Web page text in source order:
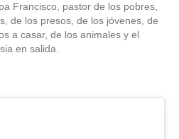
Francisco, pastor de los pobres,
de los presos, de los jóvenes, de
a casar, de los animales y el
en salida.